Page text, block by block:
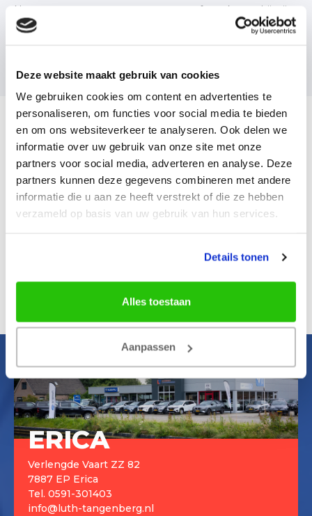
Deze website maakt gebruik van cookies
We gebruiken cookies om content en advertenties te
personaliseren, om functies voor social media te bieden
en om ons websiteverkeer te analyseren. Ook delen we
informatie over uw gebruik van onze site met onze
partners voor social media, adverteren en analyse. Deze
partners kunnen deze gegevens combineren met andere
informatie die u aan ze heeft verstrekt of die ze hebben
verzameld op basis van uw gebruik van hun services.
Details tonen
Alles toestaan
Aanpassen
Neem contact met ons op voor een afspraak, waarbij wij
de tijd nemen om uw
te inspecteren en de
benodigde werkzaamheden te bespreken. Op basis
Direct het Mazda onderhoud
inplannen
Plan eenvoudig online een werkplaatsafspraak om het
onderhoud aan uw Mazdain te plannen en uit te laten
Plan direct online een afspraak in
ERICA
Verlengde Vaart ZZ 82
7887 EP Erica
Tel. 0591-301403
info@luth-tangenberg.nl